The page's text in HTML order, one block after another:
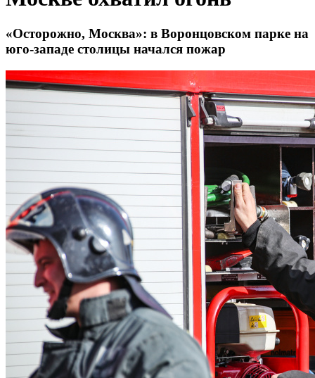
«Осторожно, Москва»: в Воронцовском парке на
юго-западе столицы начался пожар